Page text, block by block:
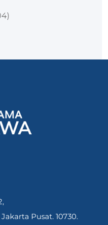
Pusat. 10730.